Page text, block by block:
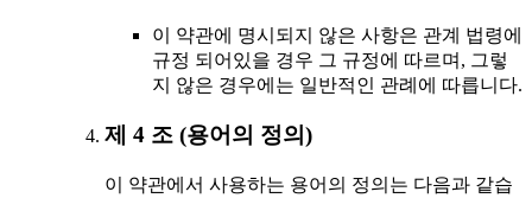
이 약관에 명시되지 않은 사항은 관계 법령에
규정 되어있을 경우 그 규정에 따르며, 그렇
지 않은 경우에는 일반적인 관례에 따릅니다.
제 4 조 (용어의 정의)
이 약관에서 사용하는 용어의 정의는 다음과 같습